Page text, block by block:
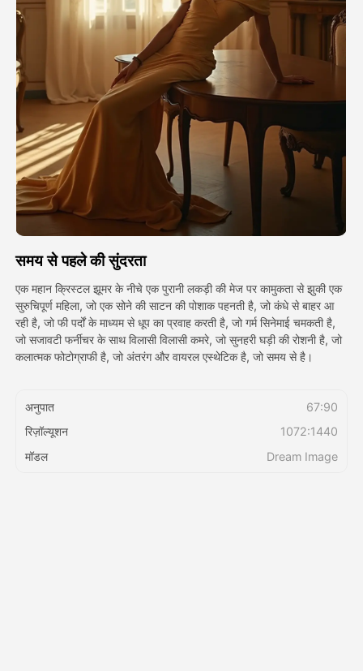
अवतार वीडियो
▼
▼
एआई फोटो
अन्य उपकरण ▼
सभी टेम्पलेट देखें
गैलरी
ब्लॉग
मूल्य
समय से पहले की सुंदरता
एक महान क्रिस्टल झूमर के नीचे एक पुरानी लकड़ी की मेज पर कामुकता से झुकी एक
सुरुचिपूर्ण महिला, जो एक सोने की साटन की पोशाक पहनती है, जो कंधे से बाहर आ
रही है, जो फी पर्दों के माध्यम से धूप का प्रवाह करती है, जो गर्म सिनेमाई चमकती है,
जो सजावटी फर्नीचर के साथ विलासी विलासी कमरे, जो सुनहरी घड़ी की रोशनी है, जो
कलात्मक फोटोग्राफी है, जो अंतरंग और वायरल एस्थेटिक है, जो समय से है।
अनुपात
67:90
रिज़ॉल्यूशन
1072:1440
मॉडल
Dream Image